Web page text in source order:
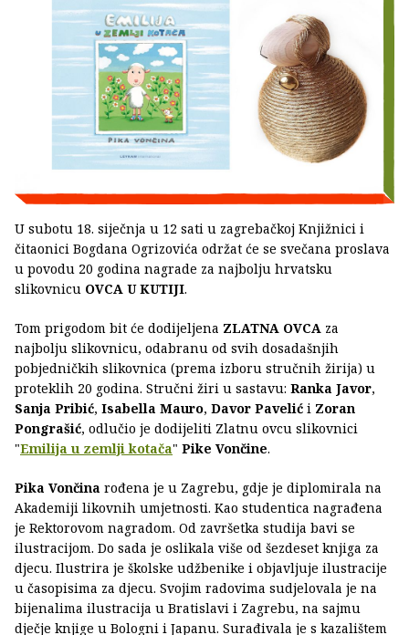
U subotu 18. siječnja u 12 sati u zagrebačkoj Knjižnici i
čitaonici Bogdana Ogrizovića održat će se svečana proslava
u povodu 20 godina nagrade za najbolju hrvatsku
slikovnicu OVCA U KUTIJI.
Tom prigodom bit će dodijeljena ZLATNA OVCA za
najbolju slikovnicu, odabranu od svih dosadašnjih
pobjedničkih slikovnica (prema izboru stručnih žirija) u
proteklih 20 godina. Stručni žiri u sastavu: Ranka Javor,
Sanja Pribić, Isabella Mauro, Davor Pavelić i Zoran
Pongrašić, odlučio je dodijeliti Zlatnu ovcu slikovnici
"Emilija u zemlji kotača" Pike Vončine.
Pika Vončina rođena je u Zagrebu, gdje je diplomirala na
Akademiji likovnih umjetnosti. Kao studentica nagrađena
je Rektorovom nagradom. Od završetka studija bavi se
ilustracijom. Do sada je oslikala više od šezdeset knjiga za
djecu. Ilustrira je školske udžbenike i objavljuje ilustracije
u časopisima za djecu. Svojim radovima sudjelovala je na
bijenalima ilustracija u Bratislavi i Zagrebu, na sajmu
dječje knjige u Bologni i Japanu. Surađivala je s kazalištem